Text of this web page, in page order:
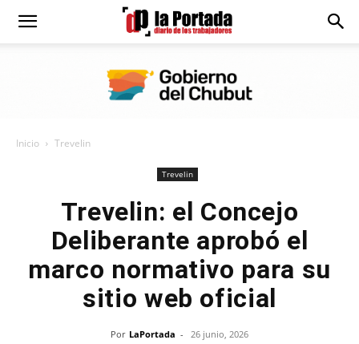
Diario
Inicio Trevelin
Trevelin
Trevelin: el Concejo
Deliberante aprobó el
marco normativo para su
sitio web oficial
Por LaPortada - 26 junio, 2026